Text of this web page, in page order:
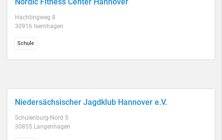
Hachtingweg 8
30916 Isernhagen
Schule
Niedersächsischer Jagdklub Hannover e.V.
Schulenburg-Nord 5
30855 Langenhagen